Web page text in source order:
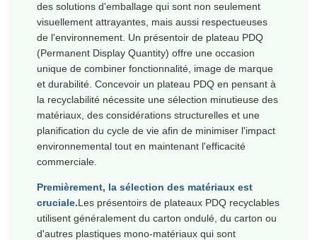
des solutions d'emballage qui sont non seulement
visuellement attrayantes, mais aussi respectueuses
de l'environnement. Un présentoir de plateau PDQ
(Permanent Display Quantity) offre une occasion
unique de combiner fonctionnalité, image de marque
et durabilité. Concevoir un plateau PDQ en pensant à
la recyclabilité nécessite une sélection minutieuse des
matériaux, des considérations structurelles et une
planification du cycle de vie afin de minimiser l'impact
environnemental tout en maintenant l'efficacité
commerciale.
Premièrement, la sélection des matériaux est
cruciale.Les présentoirs de plateaux PDQ recyclables
utilisent généralement du carton ondulé, du carton ou
d'autres plastiques mono-matériaux qui sont